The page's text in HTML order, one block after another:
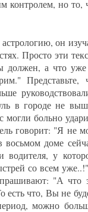
контролем, но то,
он
Просто эти
должен, а что
Представьте,
в городе не
могли больно
говорит: "Я не
восьмом доме
у
со всем
"А что
есть что, Вы не
можно